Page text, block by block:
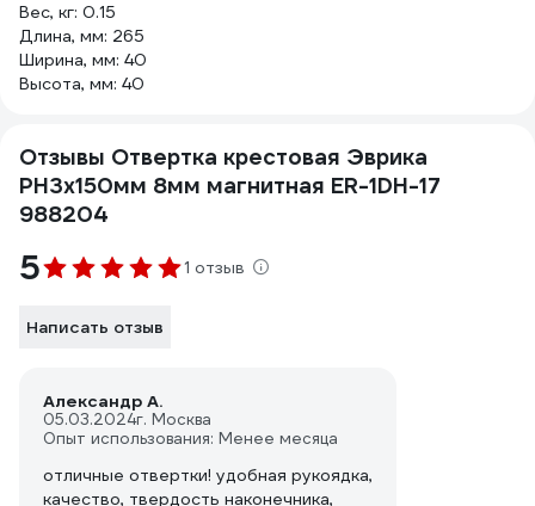
Вес, кг: 0.15
Длина, мм: 265
Ширина, мм: 40
Высота, мм: 40
Отзывы Отвертка крестовая Эврика
PH3х150мм 8мм магнитная ER-1DH-17
988204
5 1 отзыв
Написать отзыв
Александр А.
05.03.2024г. Москва
Опыт использования: Менее месяца
отличные отвертки! удобная рукоядка,
качество, твердость наконечника,